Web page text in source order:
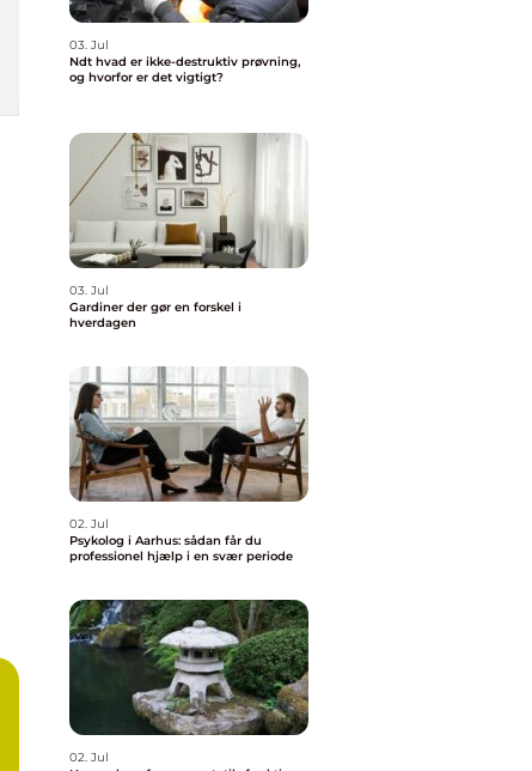
03. Jul
Ndt hvad er ikke-destruktiv prøvning,
og hvorfor er det vigtigt?
03. Jul
Gardiner der gør en forskel i
hverdagen
02. Jul
Psykolog i Aarhus: sådan får du
professionel hjælp i en svær periode
02. Jul